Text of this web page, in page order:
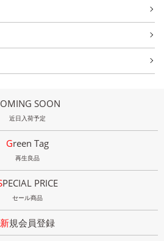
COMING SOON
近日入荷予定
Green Tag
再生良品
SPECIAL PRICE
セール商品
新規会員登録